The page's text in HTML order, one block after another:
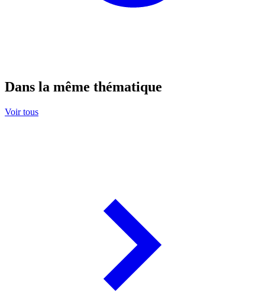
Dans la même thématique
Voir tous